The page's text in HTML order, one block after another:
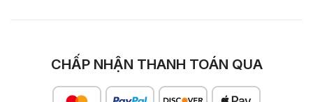
CHẤP NHẬN THANH TOÁN QUA